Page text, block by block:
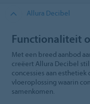
Allura Decibel
Functionaliteit
Met een breed aanbod
creëert Allura Decibel
concessies aan
vloeroplossing waarin
samenkomen.